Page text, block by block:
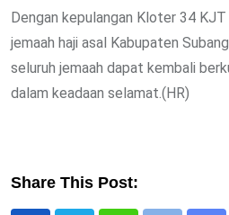
Dengan kepulangan Kloter 34 KJT
jemaah haji asal Kabupaten
seluruh jemaah dapat kembali
dalam keadaan selamat.(HR)
Share This Post: